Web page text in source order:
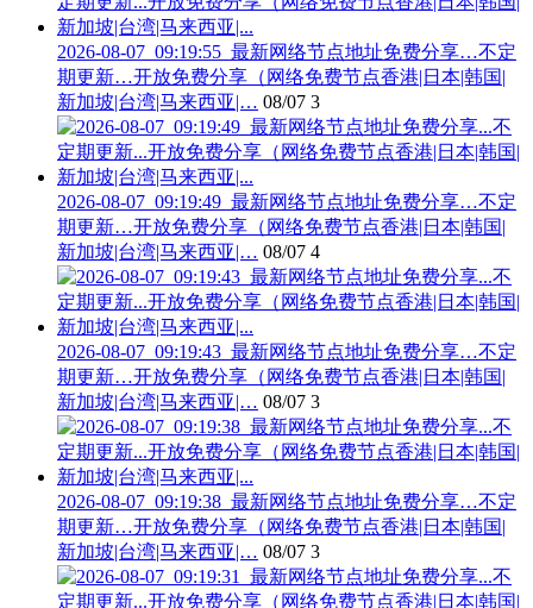
2026-08-07_09:19:55_最新网络节点地址免费分享…不定
期更新…开放免费分享（网络免费节点香港|日本|韩国|
新加坡|台湾|马来西亚|… 08/07 3
2026-08-07_09:19:49_最新网络节点地址免费分享…不定
期更新…开放免费分享（网络免费节点香港|日本|韩国|
新加坡|台湾|马来西亚|… 08/07 4
2026-08-07_09:19:43_最新网络节点地址免费分享…不定
期更新…开放免费分享（网络免费节点香港|日本|韩国|
新加坡|台湾|马来西亚|… 08/07 3
2026-08-07_09:19:38_最新网络节点地址免费分享…不定
期更新…开放免费分享（网络免费节点香港|日本|韩国|
新加坡|台湾|马来西亚|… 08/07 3